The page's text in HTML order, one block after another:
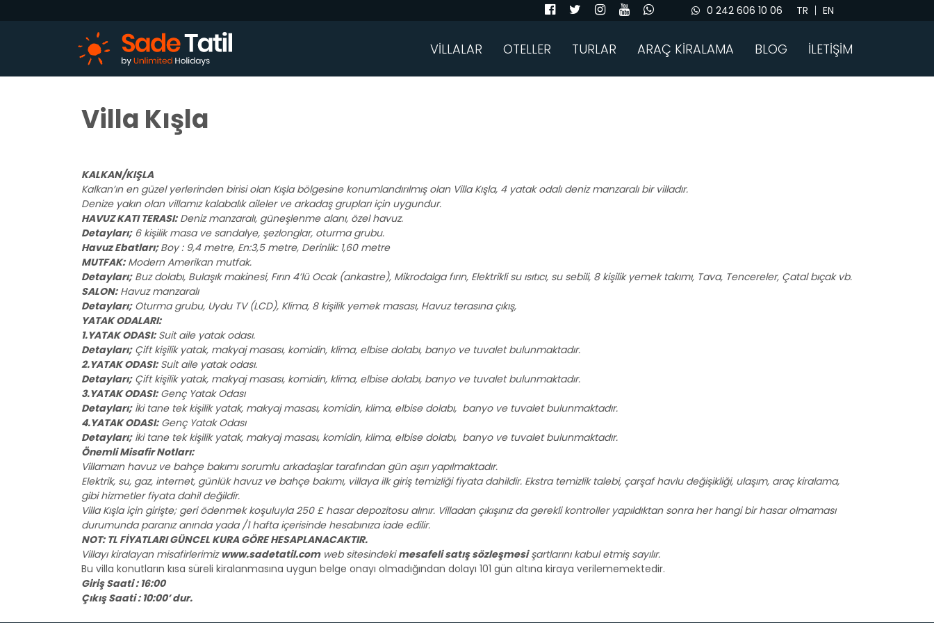
0 242 606 10 06 TR EN
VİLLALAR OTELLER TURLAR ARAÇ KİRALAMA BLOG İLETİŞİM
Villa Kışla
KALKAN/KIŞLA
Kalkan’ın en güzel yerlerinden birisi olan Kışla bölgesine konumlandırılmış olan Villa Kışla, 4 yatak odalı deniz manzaralı bir villadır.
Denize yakın olan villamız kalabalık aileler ve arkadaş grupları için uygundur.
HAVUZ KATI TERASI:Deniz manzaralı, güneşlenme alanı, özel havuz.
Detayları;6 kişilik masa ve sandalye, şezlonglar, oturma grubu.
Havuz Ebatları;Boy : 9,4 metre, En:3,5 metre, Derinlik: 1,60 metre
MUTFAK:Modern Amerikan mutfak.
Detayları;Buz dolabı, Bulaşık makinesi, Fırın 4’lü Ocak (ankastre), Mikrodalga fırın, Elektrikli su ısıtıcı, su sebili, 8 kişilik yemek takımı, Tava, Tencereler, Çatal bıçak vb.
SALON:Havuz manzaralı
Detayları;Oturma grubu, Uydu TV (LCD), Klima, 8 kişilik yemek masası, Havuz terasına çıkış,
YATAK ODALARI:
1.YATAK ODASI:Suit aile yatak odası.
Detayları;Çift kişilik yatak, makyaj masası, komidin, klima, elbise dolabı, banyo ve tuvalet bulunmaktadır.
2.YATAK ODASI:Suit aile yatak odası.
Detayları;Çift kişilik yatak, makyaj masası, komidin, klima, elbise dolabı, banyo ve tuvalet bulunmaktadır.
3.YATAK ODASI:Genç Yatak Odası
Detayları;İki tane tek kişilik yatak, makyaj masası, komidin, klima, elbise dolabı, banyo ve tuvalet bulunmaktadır.
4.YATAK ODASI:Genç Yatak Odası
Detayları;İki tane tek kişilik yatak, makyaj masası, komidin, klima, elbise dolabı, banyo ve tuvalet bulunmaktadır.
Önemli Misafir Notları:
Villamızın havuz ve bahçe bakımı sorumlu arkadaşlar tarafından gün aşırı yapılmaktadır.
Elektrik, su, gaz, internet, günlük havuz ve bahçe bakımı, villaya ilk giriş temizliği fiyata dahildir. Ekstra temizlik talebi, çarşaf havlu değişikliği, ulaşım, araç kiralama,
gibi hizmetler fiyata dahil değildir.
Villa Kışla için girişte; geri ödenmek koşuluyla 250 £ hasar depozitosu alınır. Villadan çıkışınız da gerekli kontroller yapıldıktan sonra her hangi bir hasar olmaması
durumunda paranız anında yada /1 hafta içerisinde hesabınıza iade edilir.
NOT: TL FİYATLARI GÜNCEL KURA GÖRE HESAPLANACAKTIR.
Villayı kiralayan misafirlerimiz www.sadetatil.comweb sitesindekimesafeli satış sözleşmesişartlarını kabul etmiş sayılır.
Bu villa konutların kısa süreli kiralanmasına uygun belge onayı olmadığından dolayı 101 gün altına kiraya verilememektedir.
Giriş Saati : 16:00
Çıkış Saati : 10:00’ dur.